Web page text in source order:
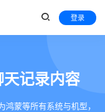
登录
记录内容
蒙等所有系统与机型，